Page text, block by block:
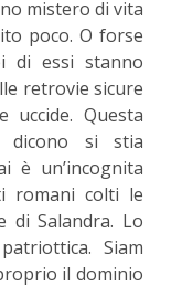
mistero di vita
poco. O forse
di essi stanno
retrovie sicure
uccide. Questa
dicono si stia
è un’incognita
romani colti le
di Salandra. Lo
Siam
il dominio